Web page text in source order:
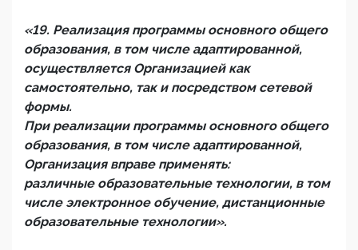
«19. Реализация программы основного общего
образования, в том числе адаптированной,
осуществляется Организацией как
самостоятельно, так и посредством сетевой
формы.
При реализации программы основного общего
образования, в том числе адаптированной,
Организация вправе применять:
различные образовательные технологии, в том
числе электронное обучение, дистанционные
образовательные технологии».